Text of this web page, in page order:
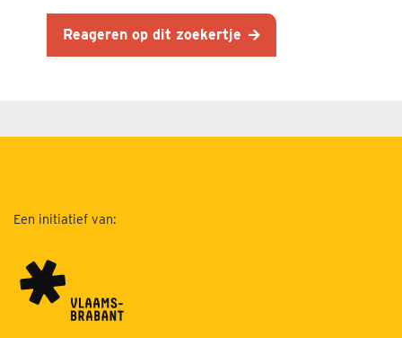
Reageren op dit zoekertje
Een initiatief van: